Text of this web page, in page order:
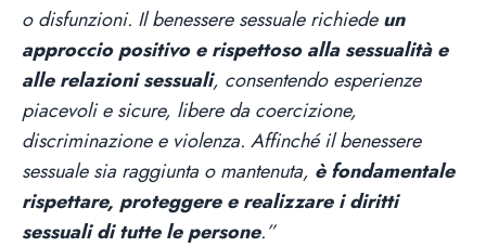
o disfunzioni. Il benessere sessuale richiedeun
approccio positivo e rispettoso alla sessualità e
alle relazioni sessuali, consentendo esperienze
piacevoli e sicure, libere da coercizione,
discriminazione e violenza. Affinché il benessere
sessuale sia raggiunta o mantenuta, è fondamentale
rispettare, proteggere e realizzare i diritti
sessuali di tutte le persone.”